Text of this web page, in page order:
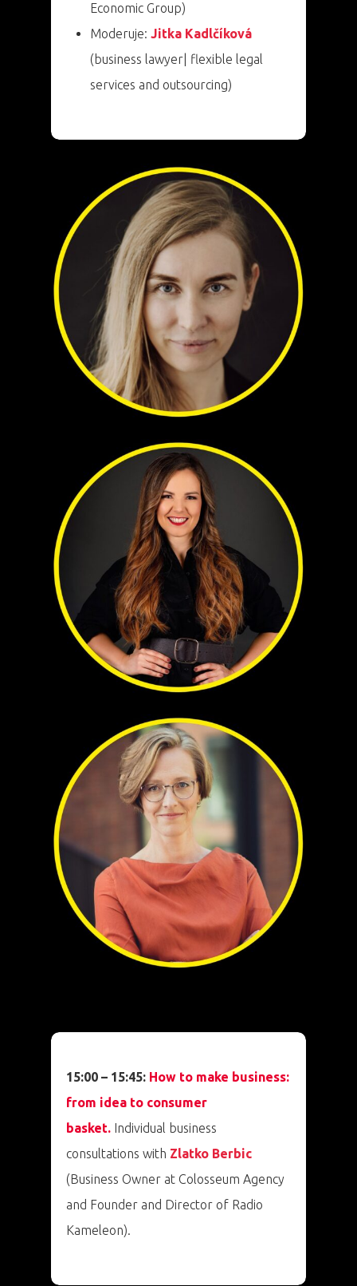
Economic Group)
Moderuje:Jitka Kadlčíková
(business lawyer| flexible legal
services and outsourcing)
15:00 – 15:45: How to make business:
from idea to consumer
basket. Individual business
consultations with Zlatko Berbic
(Business Owner at Colosseum Agency
and Founder and Director of Radio
Kameleon).
PŘIHLÁŠENÍ
Program 26.3.
Program 27.3.
Dopad